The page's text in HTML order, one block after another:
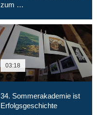
zum …
03:18
34. Sommerakademie ist
Erfolgsgeschichte